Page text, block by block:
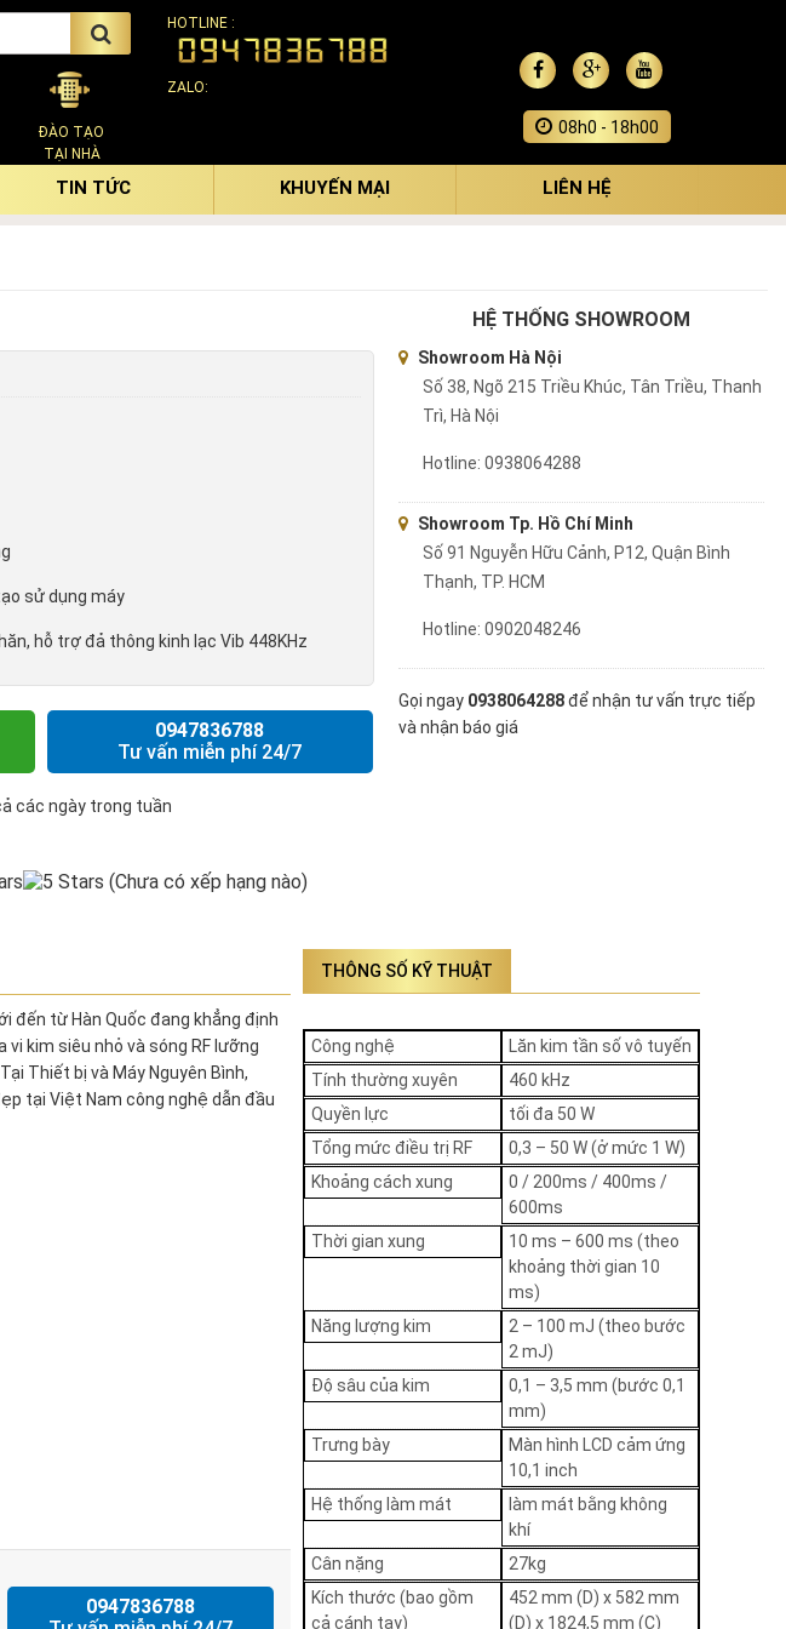
ĐÀO TẠO
TẠI NHÀ
HOTLINE :
ZALO:
08h0 - 18h00
TIN TỨC KHUYẾN MẠI LIÊN HỆ
sử dụng máy
hỗ trợ đả thông kinh lạc Vib 448KHz
0947836788
Tư vấn miễn phí 24/7
các ngày trong tuần
(Chưa có xếp hạng nào)
HỆ THỐNG SHOWROOM
Showroom Hà Nội
Số 38, Ngõ 215 Triều Khúc, Tân Triều, Thanh
Trì, Hà Nội
Hotline: 0938064288
Showroom Tp. Hồ Chí Minh
Số 91 Nguyễn Hữu Cảnh, P12, Quận Bình
Thạnh, TP. HCM
Hotline: 0902048246
Gọi ngay 0938064288để nhận tư vấn trực tiếp
và nhận báo giá
đến từ Hàn Quốc đang khẳng định
kim siêu nhỏ và sóng RF lưỡng
Thiết bị và Máy Nguyên Bình,
tại Việt Nam công nghệ dẫn đầu
0947836788
THÔNG SỐ KỸ THUẬT
Công nghệ
Lăn kim tần số vô tuyến
Tính thường xuyên
460 kHz
Quyền lực
tối đa 50 W
Tổng mức điều trị RF
0,3 – 50 W(ở mức 1 W)
Khoảng cách xung
0 / 200ms / 400ms /
600ms
Thời gian xung
10 ms – 600 ms (theo
khoảng thời gian 10
ms)
Năng lượng kim
2 – 100 mJ (theo bước
2 mJ)
Độ sâu của kim
0,1 – 3,5 mm (bước 0,1
mm)
Trưng bày
Màn hình LCD cảm ứng
10,1 inch
Hệ thống làm mát
làm mát bằng không
khí
Cân nặng
27kg
Kích thước (bao gồm
cả cánh tay)
452 mm (D) x 582 mm
(D) x 1824,5 mm (C)